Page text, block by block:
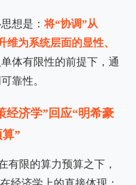
想是： 将“协调”从
为系统层面的显性、
单体有限性的前提下，通
靠性。
经济学”回应“明希豪
”
有限的算力预算之下，